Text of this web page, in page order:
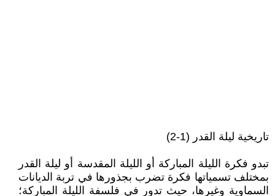
تاريخية ليلة القدر (1-2)
تبدو فكرة الليلة المباركة أو الليلة المقدسة أو ليلة القدر
بمختلف تسمياتها فكرة تضرب بجذورها في تربة الديانات
السماوية وغيرها، حيث تدور في فلسفة الليلة المباركة؛